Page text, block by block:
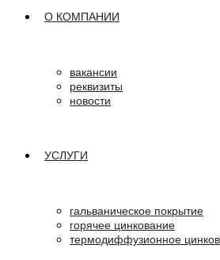
О КОМПАНИИ
вакансии
реквизиты
новости
УСЛУГИ
гальваническое покрытие
горячее цинкование
термодиффузионное